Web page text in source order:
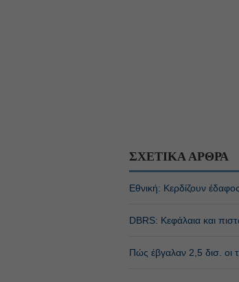
ΣΧΕΤΙΚΑ ΑΡΘΡΑ
Εθνική: Κερδίζουν
DBRS: Κεφάλαια και
Πώς έβγαλαν 2,5 δισ. οι